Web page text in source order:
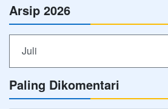
Arsip 2026
Juli
Paling Dikomentari